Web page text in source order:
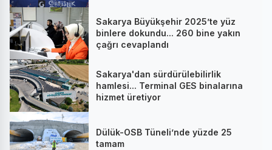
Sakarya Büyükşehir 2025’te yüz
binlere dokundu... 260 bine yakın
çağrı cevaplandı
Sakarya'dan sürdürülebilirlik
hamlesi... Terminal GES binalarına
hizmet üretiyor
Dülük-OSB Tüneli’nde yüzde 25
tamam